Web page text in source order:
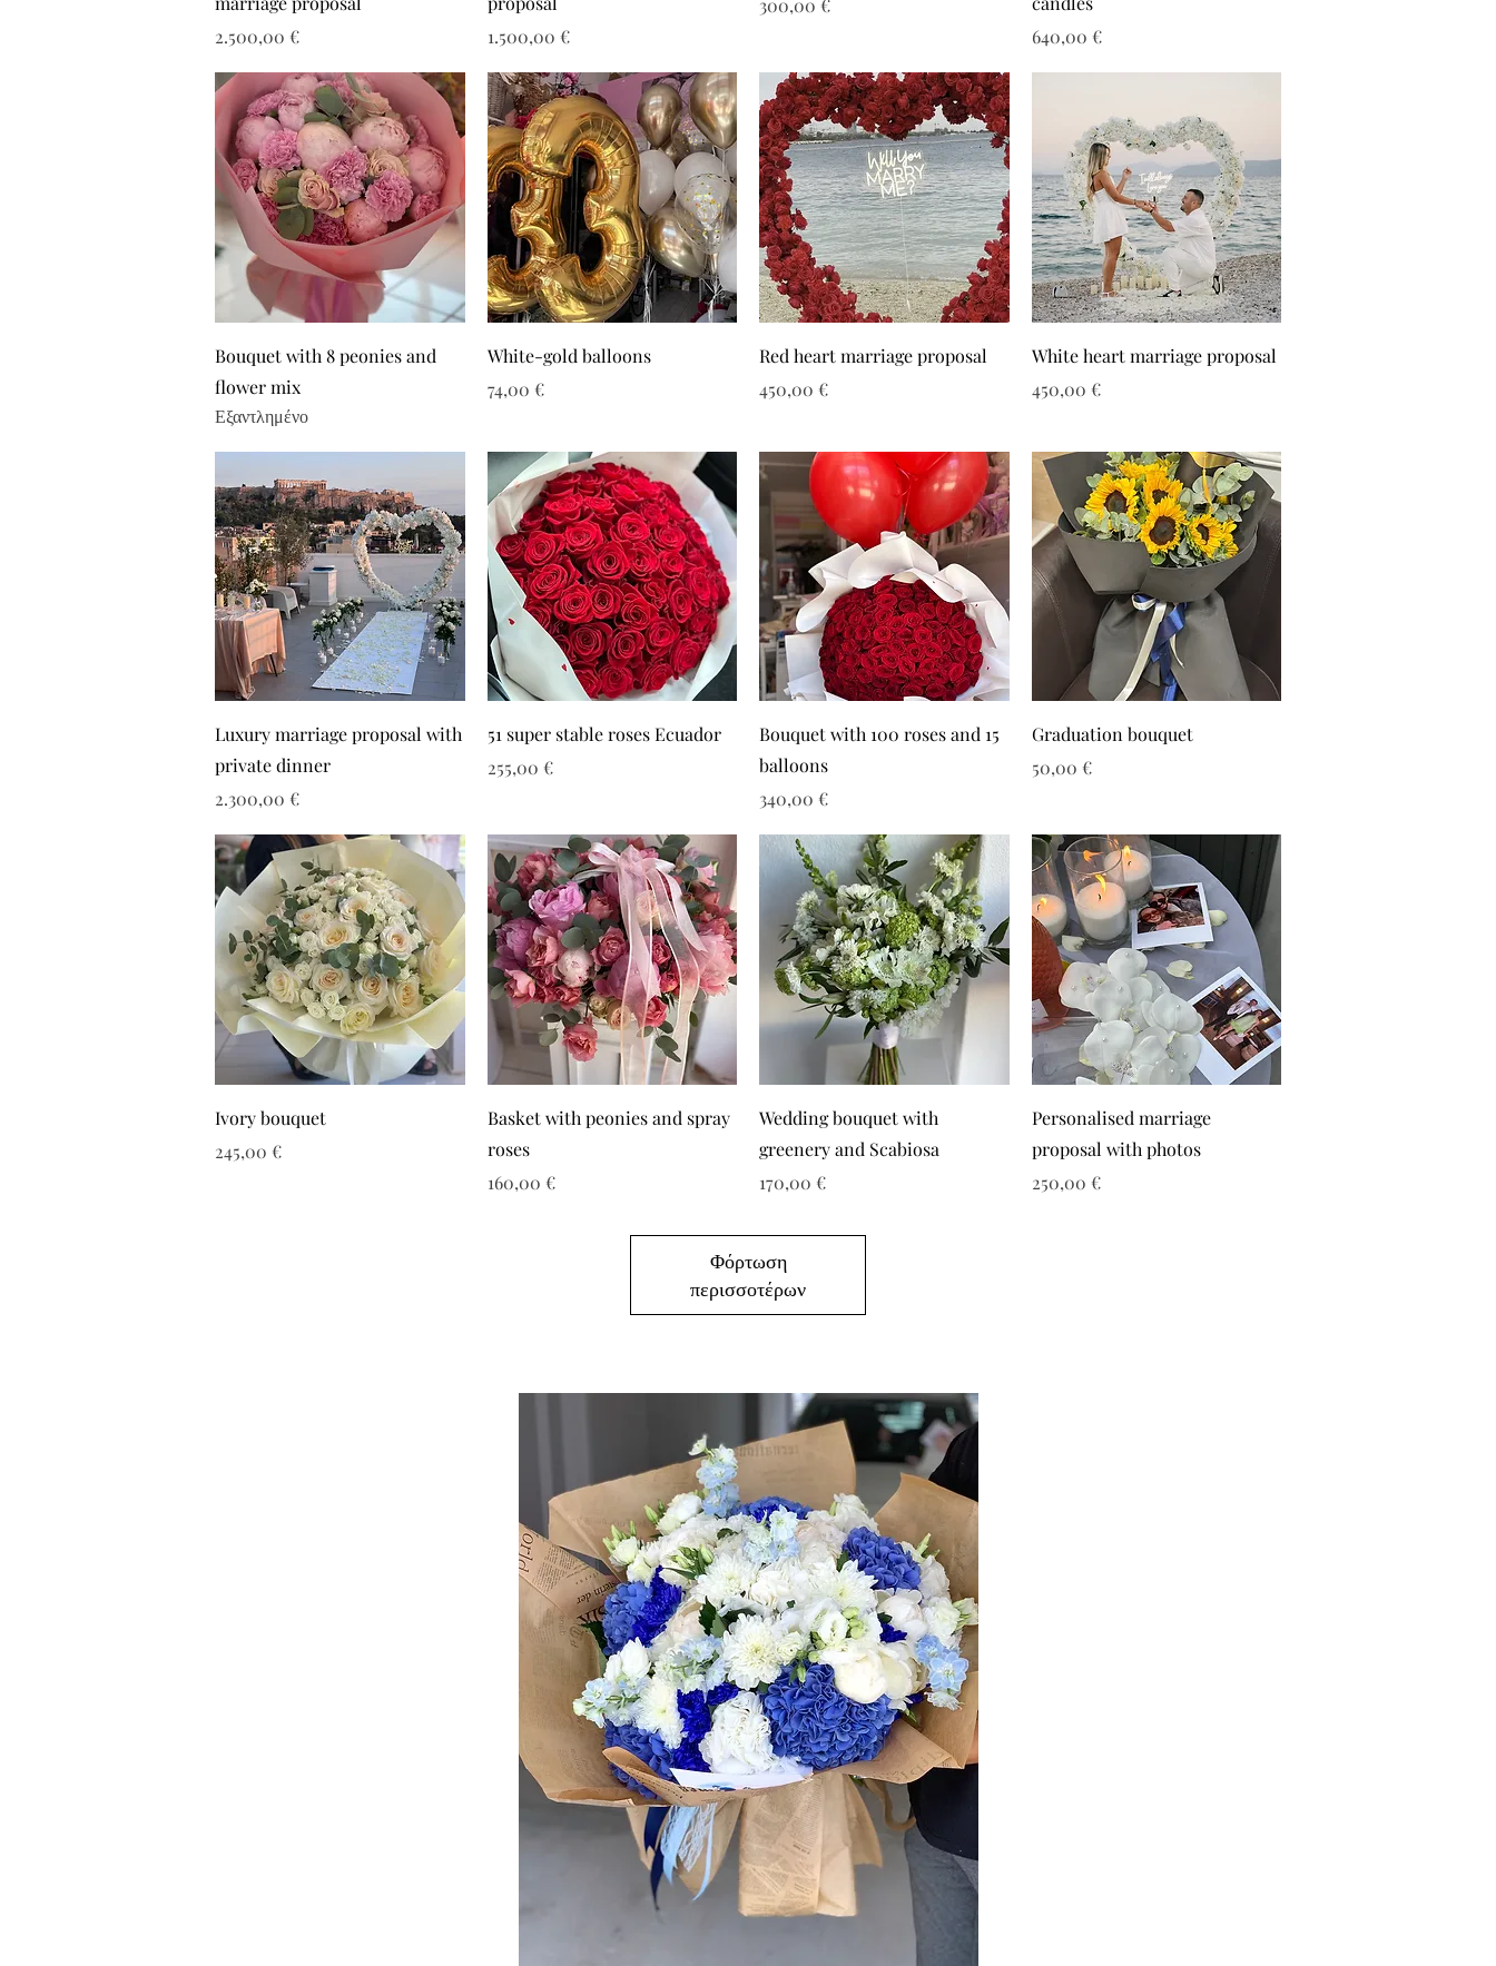
Τιμή
2.500,00 €
Τιμή
1.500,00 €
300,00 €
Τιμή
640,00 €
Bouquet with 8 peonies and
flower mix
Εξαντλημένο
White-gold balloons
Τιμή
74,00 €
Red heart marriage proposal
Τιμή
450,00 €
White heart marriage proposal
Τιμή
450,00 €
Luxury marriage proposal with
private dinner
Τιμή
2.300,00 €
51 super stable roses Ecuador
Τιμή
255,00 €
Bouquet with 100 roses and 15
balloons
Τιμή
340,00 €
Graduation bouquet
Τιμή
50,00 €
Ivory bouquet
Τιμή
245,00 €
Basket with peonies and spray
roses
Τιμή
160,00 €
Wedding bouquet with
greenery and Scabiosa
Τιμή
170,00 €
Personalised marriage
proposal with photos
Τιμή
250,00 €
Φόρτωση
περισσοτέρων